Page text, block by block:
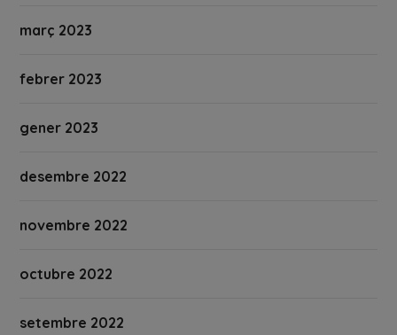
març 2023
febrer 2023
gener 2023
desembre 2022
novembre 2022
octubre 2022
setembre 2022